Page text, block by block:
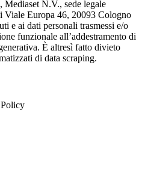
N.V., sede legale
Viale Europa 46, 20093 Cologno
e ai dati personali trasmessi e/o
funzionale all’addestramento di
È altresì fatto divieto
di data scraping.